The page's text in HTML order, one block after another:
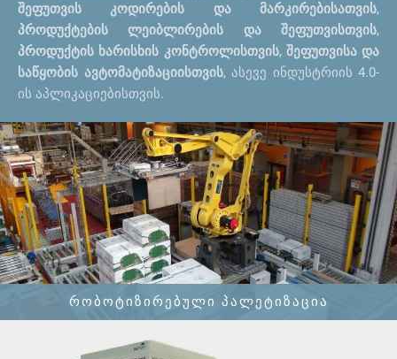
შეფუთვის კოდირების და მარკირებისათვის,
პროდუქტების ლეიბლირების და შეფუთვისთვის,
პროდუქტის ხარისხის კონტროლისთვის, შეფუთვისა და
საწყობის ავტომატიზაციისთვის, ასევე ინდუსტრიის 4.0-
ის აპლიკაციებისთვის.
ᲠᲝᲑᲝᲢᲘᲖᲘᲠᲔᲑᲣᲚᲘ ᲞᲐᲚᲔᲢᲘᲖᲐᲪᲘᲐ